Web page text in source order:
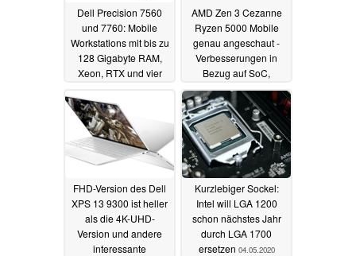
Dell Precision 7560
und 7760: Mobile
Workstations mit bis zu
128 Gigabyte RAM,
Xeon, RTX und vier
11.05.2021
AMD Zen 3 Cezanne
Ryzen 5000 Mobile
genau angeschaut -
Verbesserungen in
Bezug auf SoC,
Cache-Topologie und
Energieeffizienz
versprechen ein
großartiges mobiles
Erlebnis26.01.2021
FHD-Version des Dell
XPS 13 9300 ist heller
als die 4K-UHD-
Version und andere
interessante
Kurzlebiger Sockel:
Intel will LGA 1200
schon nächstes Jahr
durch LGA 1700
ersetzen 04.05.2020